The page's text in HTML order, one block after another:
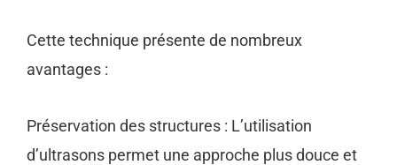
Cette technique présente de nombreux
avantages :
Préservation des structures : L’utilisation
d’ultrasons permet une approche plus douce et